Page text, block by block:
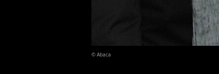
© Abaca